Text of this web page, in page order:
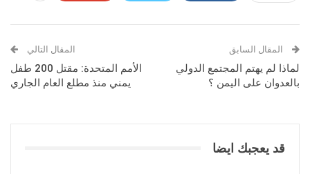
المقال السابق
لماذا لم يهتم المجتمع الدولي
بالعدوان على اليمن ؟
المقال التالي
الأمم المتحدة: مقتل 200 طفل
يمني منذ مطلع العام الجاري
قد يعجبك ايضا